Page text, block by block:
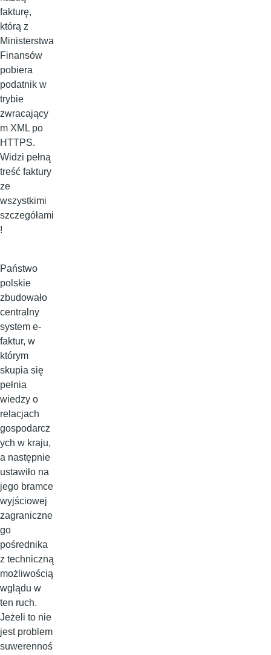
fakturę,
którą z
Ministerstwa
Finansów
pobiera
podatnik w
trybie
zwracający
m XML po
HTTPS.
Widzi pełną
treść faktury
ze
wszystkimi
szczegółami
!
Państwo
polskie
zbudowało
centralny
system e-
faktur, w
którym
skupia się
pełnia
wiedzy o
relacjach
gospodarcz
ych w kraju,
a następnie
ustawiło na
jego bramce
wyjściowej
zagraniczne
go
pośrednika
z techniczną
możliwością
wglądu w
ten ruch.
Jeżeli to nie
jest problem
suwerennoś